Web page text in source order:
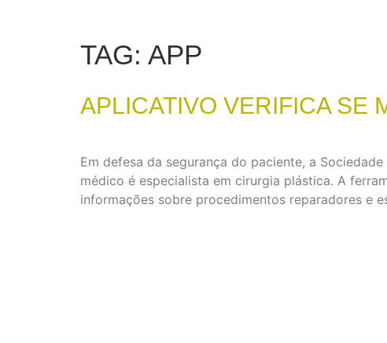
TAG: APP
APLICATIVO VERIFICA SE
Em defesa da segurança do paciente, a
médico é especialista em cirurgia plástica. A
informações sobre procedimentos reparadores e